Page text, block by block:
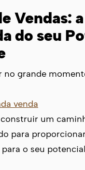
Vendas: a
do seu
no grande
venda
construir um
para
o seu